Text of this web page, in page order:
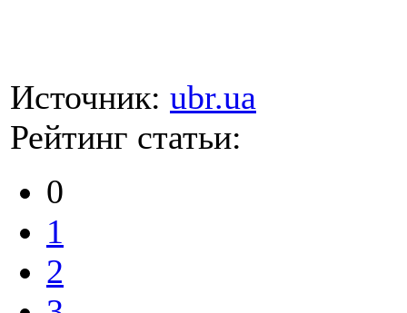
Источник: ubr.ua
Рейтинг статьи:
0
1
2